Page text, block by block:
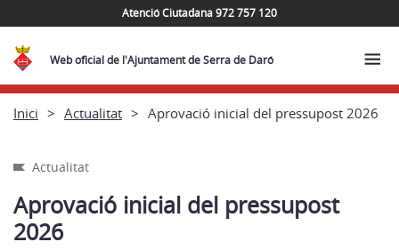
Atenció Ciutadana 972 757 120
Web oficial de l'Ajuntament de Serra de Daró
Inici Actualitat Aprovació inicial del pressupost 2026
Actualitat
Aprovació inicial del pressupost
2026